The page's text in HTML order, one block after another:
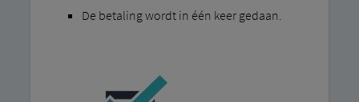
De betaling wordt in één keer gedaan.